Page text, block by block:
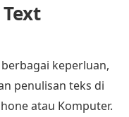
keperluan,
penulisan teks di
atau Komputer.